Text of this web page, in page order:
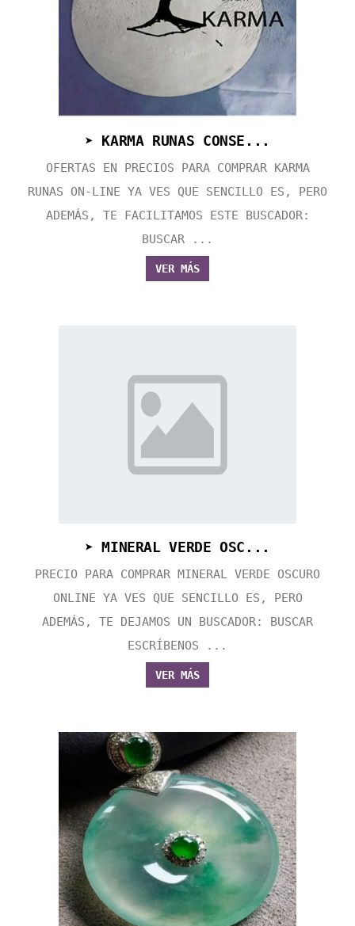
➤ KARMA RUNAS CONSE...
OFERTAS EN PRECIOS PARA COMPRAR KARMA
RUNAS ON-LINE YA VES QUE SENCILLO ES, PERO
ADEMÁS, TE FACILITAMOS ESTE BUSCADOR:
BUSCAR ...
VER MÁS
➤ MINERAL VERDE OSC...
PRECIO PARA COMPRAR MINERAL VERDE OSCURO
ONLINE YA VES QUE SENCILLO ES, PERO
ADEMÁS, TE DEJAMOS UN BUSCADOR: BUSCAR
ESCRÍBENOS ...
VER MÁS